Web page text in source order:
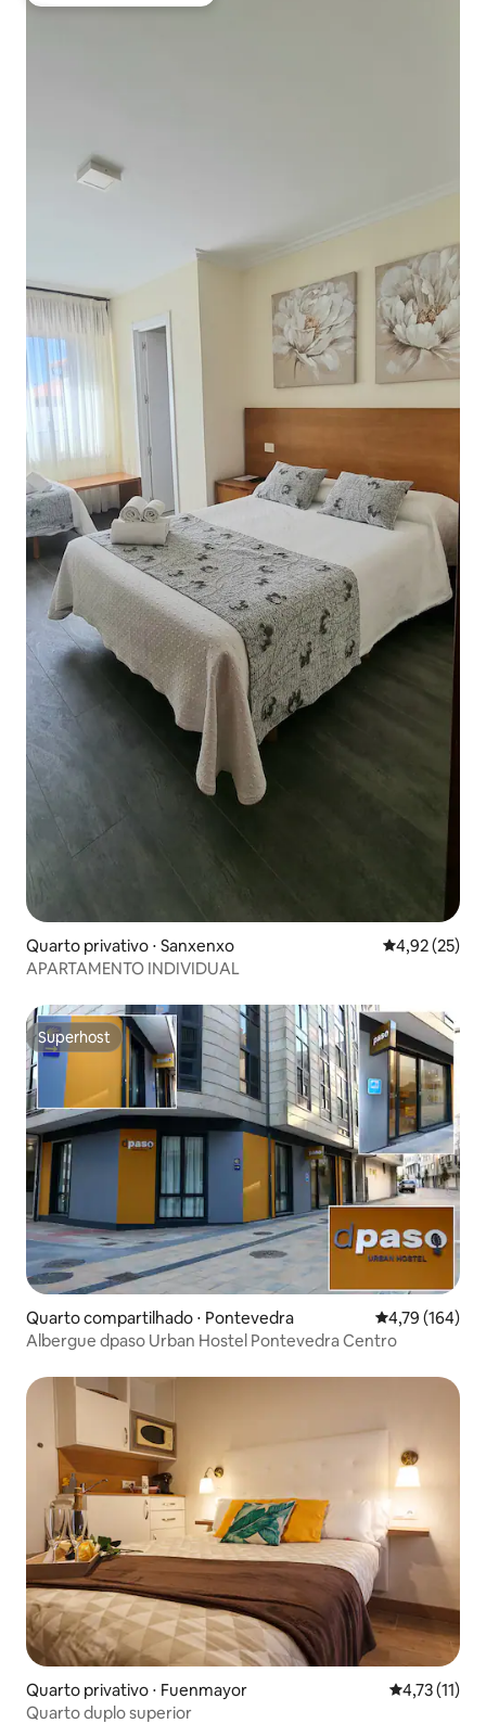
Quarto privativo ⋅ Sanxenxo 4,92 de uma
4,92 (25)
APARTAMENTO INDIVIDUAL
Superhost
Superhost
Quarto compartilhado ⋅ Pontevedra 4,79 de uma
4,79 (164)
Albergue dpaso Urban Hostel Pontevedra Centro
Quarto privativo ⋅ Fuenmayor 4,73 de uma
4,73 (11)
Quarto duplo superior